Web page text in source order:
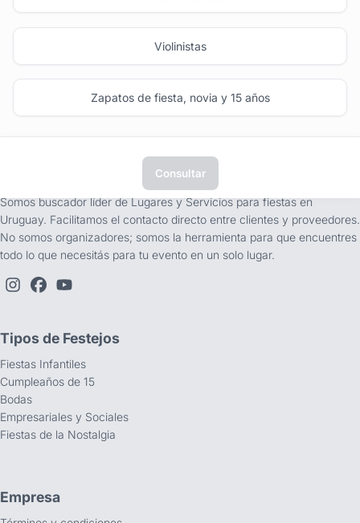
Violinistas
Zapatos de fiesta, novia y 15 años
Consultar
Somos buscador líder de Lugares y Servicios para fiestas en
Uruguay. Facilitamos el contacto directo entre clientes y proveedores.
No somos organizadores; somos la herramienta para que encuentres
todo lo que necesitás para tu evento en un solo lugar.
Tipos de Festejos
Fiestas Infantiles
Cumpleaños de 15
Bodas
Empresariales y Sociales
Fiestas de la Nostalgia
Empresa